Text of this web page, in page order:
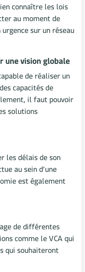
connaître les lois
au moment de
sur un réseau
une vision globale
de réaliser un
capacités de
il faut pouvoir
solutions
les délais de son
au sein d’une
est également
de différentes
comme le VCA qui
qui souhaiteront